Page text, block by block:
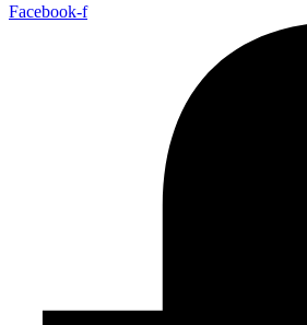
Facebook-f